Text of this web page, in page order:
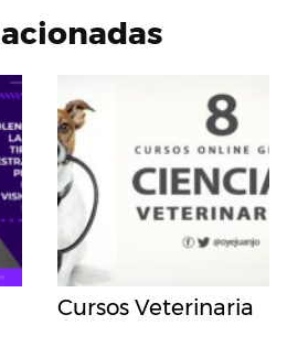
Cursos Veterinaria